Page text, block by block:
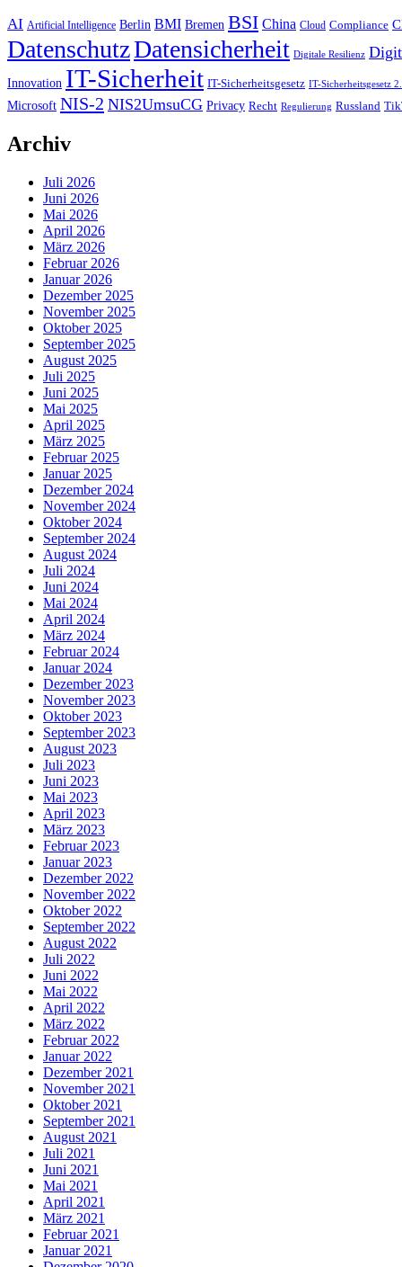
AI Artificial Intelligence Berlin BMI Bremen BSI China Cloud Compliance
DatenschutzDatensicherheit Digitale Resilienz
Innovation IT-Sicherheit IT-Sicherheitsgesetz IT-Sicherheitsgesetz
Microsoft NIS-2 NIS2UmsuCG Privacy Recht Regulierung Russland
Archiv
Juli 2026
Juni 2026
Mai 2026
April 2026
März 2026
Februar 2026
Januar 2026
Dezember 2025
November 2025
Oktober 2025
September 2025
August 2025
Juli 2025
Juni 2025
Mai 2025
April 2025
März 2025
Februar 2025
Januar 2025
Dezember 2024
November 2024
Oktober 2024
September 2024
August 2024
Juli 2024
Juni 2024
Mai 2024
April 2024
März 2024
Februar 2024
Januar 2024
Dezember 2023
November 2023
Oktober 2023
September 2023
August 2023
Juli 2023
Juni 2023
Mai 2023
April 2023
März 2023
Februar 2023
Januar 2023
Dezember 2022
November 2022
Oktober 2022
September 2022
August 2022
Juli 2022
Juni 2022
Mai 2022
April 2022
März 2022
Februar 2022
Januar 2022
Dezember 2021
November 2021
Oktober 2021
September 2021
August 2021
Juli 2021
Juni 2021
Mai 2021
April 2021
März 2021
Februar 2021
Januar 2021